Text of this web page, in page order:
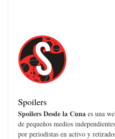
Spoilers
Spoilers Desde la Cuna es una
de pequeños medios
por periodistas en activo y